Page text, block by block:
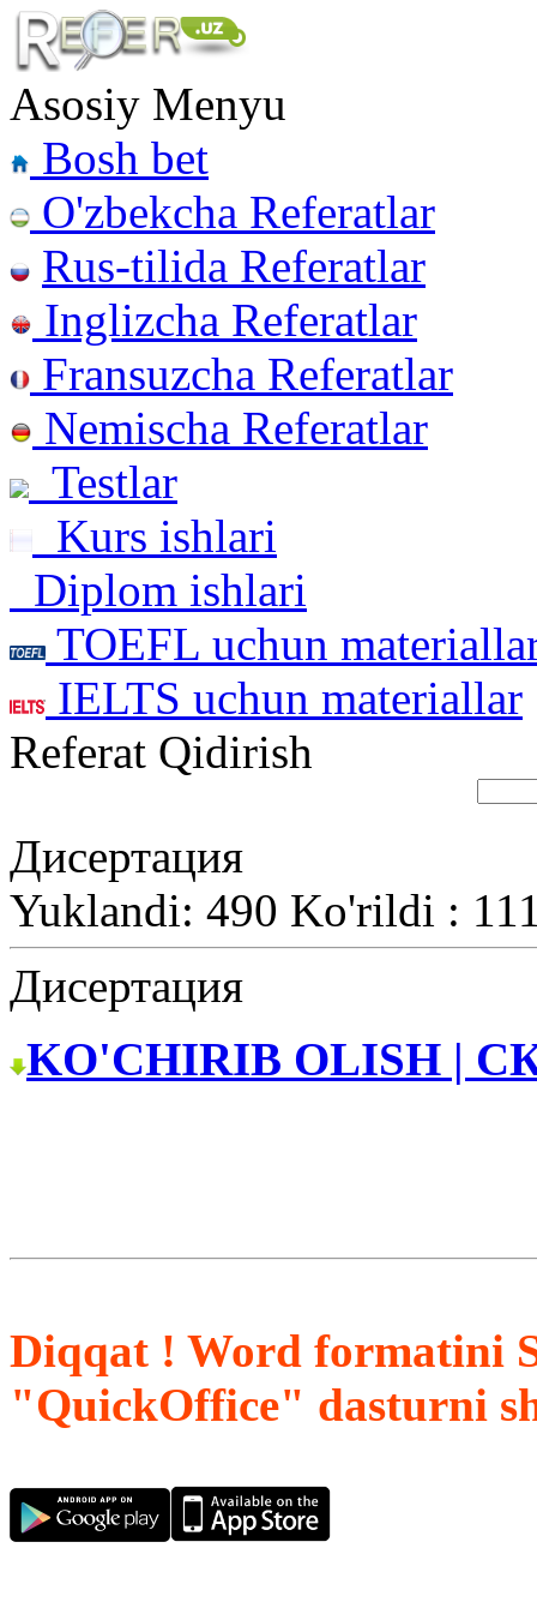
Asosiy Menyu
Bosh bet
O'zbekcha Referatlar
Rus-tilida Referatlar
Inglizcha Referatlar
Fransuzcha Referatlar
Nemischa Referatlar
Testlar
Kurs ishlari
Diplom ishlari
TOEFL uchun
IELTS uchun materiallar
Referat Qidirish
Дисертация
Yuklandi: 490 Ko'rildi :
Дисертация
KO'CHIRIB OLISH |
Diqqat ! Word formatini
"QuickOffice" dasturni